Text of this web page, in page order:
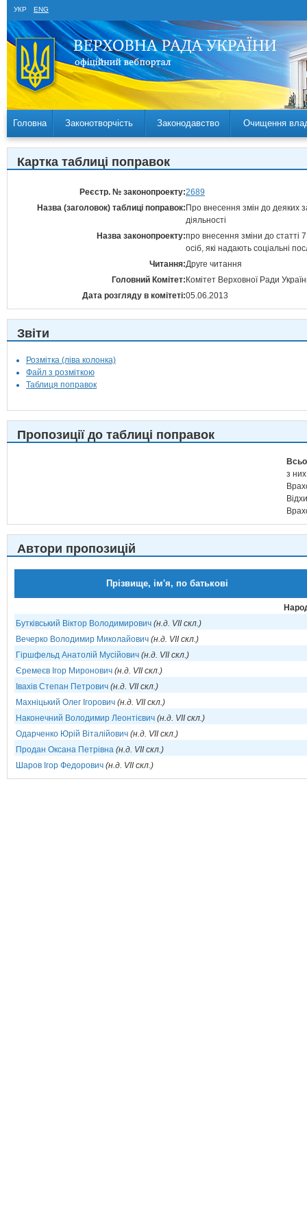
УКР ENG
Головна Законотворчість Законодавство Очищення
Картка таблиці поправок
Реєстр. № законопроекту:2689
Назва (заголовок) таблиці поправок: Про внесення змін до деяких
діяльності
Назва законопроекту:про внесення зміни до
осіб, які надають соціальні
Читання:Друге читання
Головний Комітет: Комітет Верховної Ради
Дата розгляду в комітеті:05.06.2013
Звіти
Розмітка (ліва колонка)
Файл з розміткою
Таблиця поправок
Пропозиції до таблиці поправок
з
Автори пропозицій
Прізвище, ім'я, по батькові
Бутківський Віктор Володимирович (н.д. VII скл.)
Вечерко Володимир Миколайович (н.д. VII скл.)
Гіршфельд Анатолій Мусійович (н.д. VII скл.)
Єремеєв Ігор Миронович (н.д. VII скл.)
Івахів Степан Петрович (н.д. VII скл.)
Махніцький Олег Ігорович (н.д. VII скл.)
Наконечний Володимир Леонтієвич (н.д. VII скл.)
Одарченко Юрій Віталійович (н.д. VII скл.)
Продан Оксана Петрівна (н.д. VII скл.)
Шаров Ігор Федорович (н.д. VII скл.)